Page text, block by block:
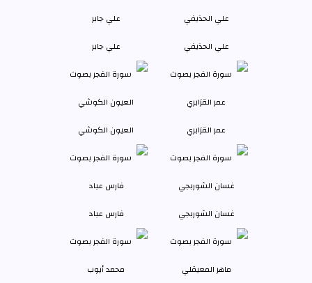
علي الحذيفي علي جابر
عمر القزابري العيون الكوشي
غسان الشوربجي فارس عباد